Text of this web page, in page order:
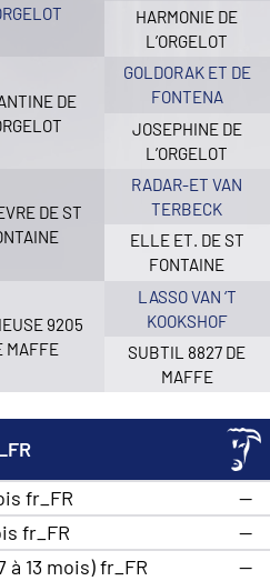
DE
HARMONIE DE
L’ORGELOT
GOLDORAK ET DE
FONTENA
JOSEPHINE DE
L’ORGELOT
DE ST
9205
MAFFE
RADAR-ET VAN
TERBECK
ELLE ET. DE ST
FONTAINE
LASSO VAN ‘T
KOOKSHOF
SUBTIL 8827 DE
MAFFE
fr_FR
—
fr_FR
—
à 13 mois) fr_FR
—